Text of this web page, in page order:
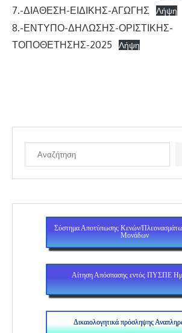
7.-ΔΙΑΘΕΣΗ-ΕΙΔΙΚΗΣ-ΑΓΩΓΗΣ Λήψη
8.-ΕΝΤΥΠΟ-ΔΗΛΩΣΗΣ-ΟΡΙΣΤΙΚΗΣ-
ΤΟΠΟΘΕΤΗΣΗΣ-2025
Λήψη
Σύστημα Αποτύπωσης Κενών/
Μονάδων
Αίτηση Απόσπασης εντός ΠΥΣΠΕ
Δικαιολογητικά πρόσληψης